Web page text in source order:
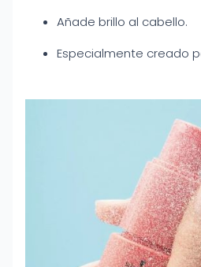
Añade brillo al cabello.
Especialmente creado